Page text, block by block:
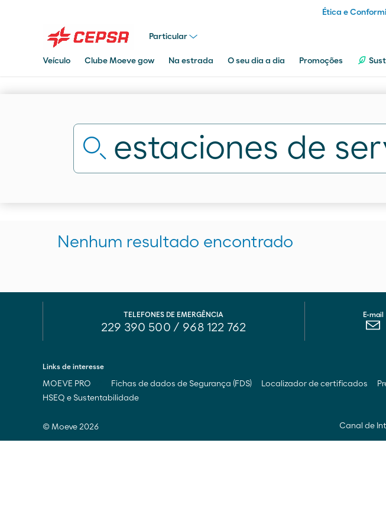
Ética e
Particular
Veículo Clube Moeve gow Na estrada O seu dia a dia Promoções
Nenhum resultado encontrado
TELEFONES DE EMERGÊNCIA
229 390 500 / 968 122 762
E-mail
Links de interesse
MOEVE PRO Fichas de dados de Segurança (FDS) Localizador de certificados
HSEQ e Sustentabilidade
© Moeve 2026 Canal de